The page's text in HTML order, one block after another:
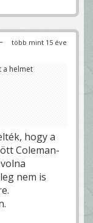
több mint 15 éve
a helmet
hogy a
Coleman-
nem is